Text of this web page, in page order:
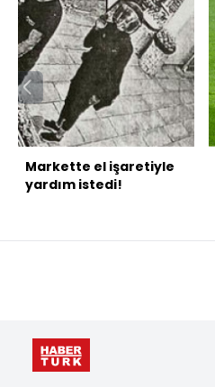
Markette el işaretiyle
yardım istedi!